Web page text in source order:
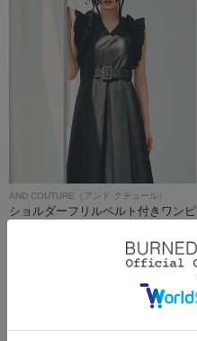
AND COUTURE（アンド クチュール）
ショルダーフリルベルト付きワンピ
ース
￥9,900(税込)